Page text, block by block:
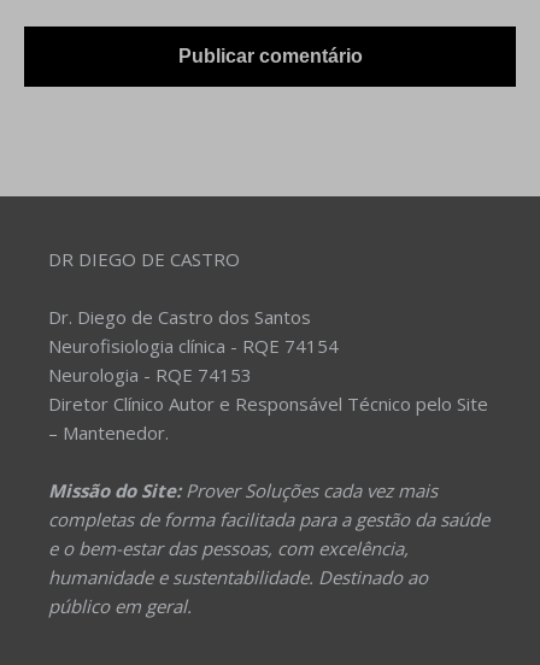
DR DIEGO DE CASTRO
Dr. Diego de Castro dos Santos
Neurofisiologia clínica - RQE 74154
Neurologia - RQE 74153
Diretor Clínico Autor e Responsável Técnico pelo Site
– Mantenedor.
Missão do Site:Prover Soluções cada vez mais
completas de forma facilitada para a gestão da saúde
e o bem-estar das pessoas, com excelência,
humanidade e sustentabilidade. Destinado ao
público em geral.